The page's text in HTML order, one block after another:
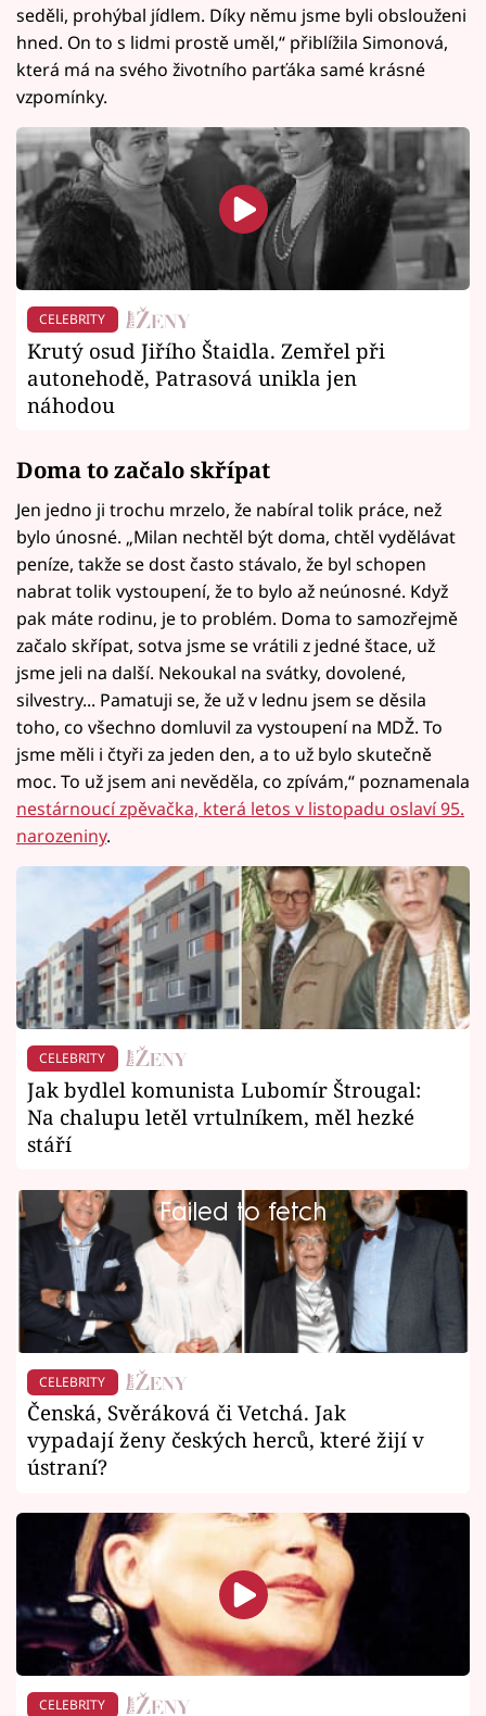
seděli, prohýbal jídlem. Díky němu jsme byli obslouženi
hned. On to s lidmi prostě uměl,“ přiblížila Simonová,
která má na svého životního parťáka samé krásné
vzpomínky.
CELEBRITY
Krutý osud Jiřího Štaidla. Zemřel při
autonehodě, Patrasová unikla jen
náhodou
Doma to začalo skřípat
Jen jedno ji trochu mrzelo, že nabíral tolik práce, než
bylo únosné. „Milan nechtěl být doma, chtěl vydělávat
peníze, takže se dost často stávalo, že byl schopen
nabrat tolik vystoupení, že to bylo až neúnosné. Když
pak máte rodinu, je to problém. Doma to samozřejmě
začalo skřípat, sotva jsme se vrátili z jedné štace, už
jsme jeli na další. Nekoukal na svátky, dovolené,
silvestry... Pamatuji se, že už v lednu jsem se děsila
toho, co všechno domluvil za vystoupení na MDŽ. To
jsme měli i čtyři za jeden den, a to už bylo skutečně
moc. To už jsem ani nevěděla, co zpívám,“ poznamenala
nestárnoucí zpěvačka, která letos v listopadu oslaví 95.
narozeniny.
CELEBRITY
Jak bydlel komunista Lubomír Štrougal:
Na chalupu letěl vrtulníkem, měl hezké
stáří
Failed to fetch
CELEBRITY
Čenská, Svěráková či Vetchá. Jak
vypadají ženy českých herců, které žijí v
ústraní?
CELEBRITY